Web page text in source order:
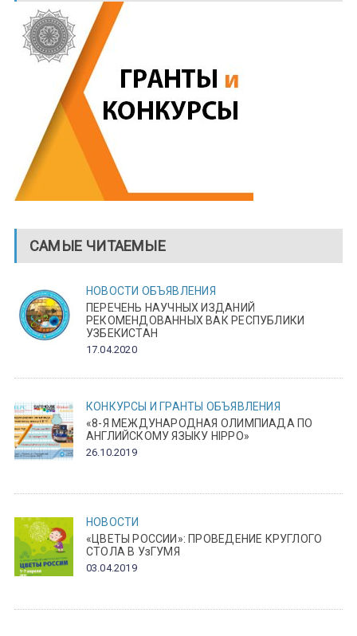
САМЫЕ ЧИТАЕМЫЕ
НОВОСТИ ОБЪЯВЛЕНИЯ
ПЕРЕЧЕНЬ НАУЧНЫХ ИЗДАНИЙ
РЕКОМЕНДОВАННЫХ ВАК РЕСПУБЛИКИ
УЗБЕКИСТАН
17.04.2020
КОНКУРСЫ И ГРАНТЫ ОБЪЯВЛЕНИЯ
«8-Я МЕЖДУНАРОДНАЯ ОЛИМПИАДА ПО
АНГЛИЙСКОМУ ЯЗЫКУ HIPPO»
26.10.2019
НОВОСТИ
«ЦВЕТЫ РОССИИ»: ПРОВЕДЕНИЕ КРУГЛОГО
СТОЛА В УзГУМЯ
03.04.2019